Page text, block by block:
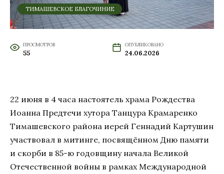
ТИМАШЕВСКОЕ БЛАГОЧИНИЕ
ПРОСМОТРОВ
55
ОПУБЛИКОВАНО
24.06.2026
22 июня в 4 часа настоятель храма Рождества
Иоанна Предтечи хутора Танцура Крамаренко
Тимашевского района иерей Геннадий Картушин
участвовал в митинге, посвящённом Дню памяти
и скорби в 85-ю годовщину начала Великой
Отечественной войны в рамках Международной